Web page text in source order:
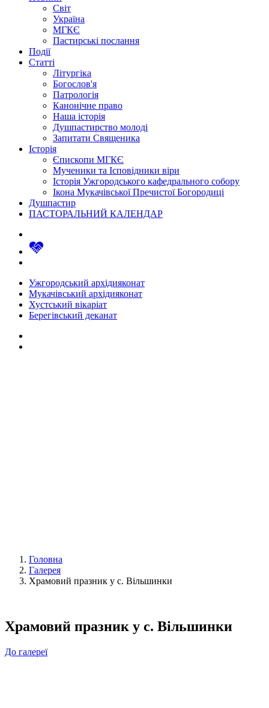
Світ
Україна
МГКЄ
Пастирські послання
Події
Статті
Літургіка
Богослов'я
Патрологія
Канонічне право
Наша історія
Душпастирство молоді
Запитати Священика
Історія
Єпископи МГКЄ
Мученики та Ісповідники віри
Історія Ужгородського кафедрального собору
Ікона Мукачівської Пречистої Богородиці
Душпастир
ПАСТОРАЛЬНИЙ КАЛЕНДАР
Ужгородський архідияконат
Мукачівський архідияконат
Хустський вікаріат
Берегівський деканат
Головна
Галерея
Храмовий празник у с. Вільшинки
Храмовий празник у с. Вільшинки
До галереї